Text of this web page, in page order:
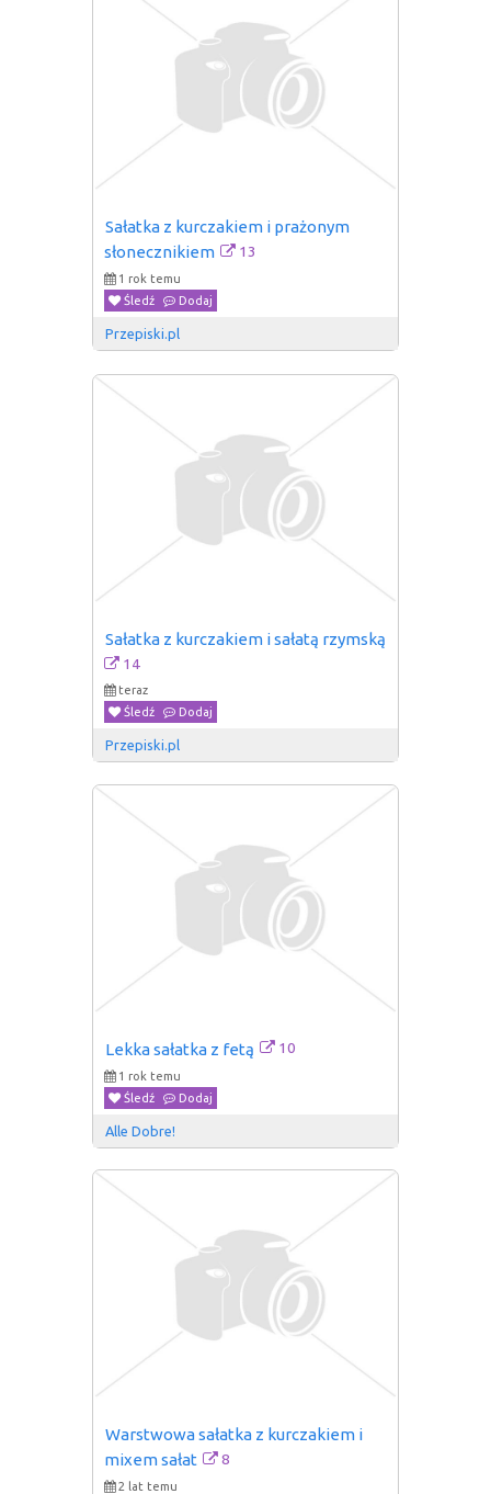
Sałatka z kurczakiem i prażonym
słonecznikiem
13
1 rok temu
Śledź
Dodaj
Przepiski.pl
Sałatka z kurczakiem i sałatą rzymską
14
teraz
Śledź
Dodaj
Przepiski.pl
Lekka sałatka z fetą 10
1 rok temu
Śledź
Dodaj
Alle Dobre!
Warstwowa sałatka z kurczakiem i
mixem sałat
8
2 lat temu